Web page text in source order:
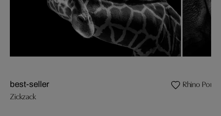
best-seller
Zickzack
Rhino